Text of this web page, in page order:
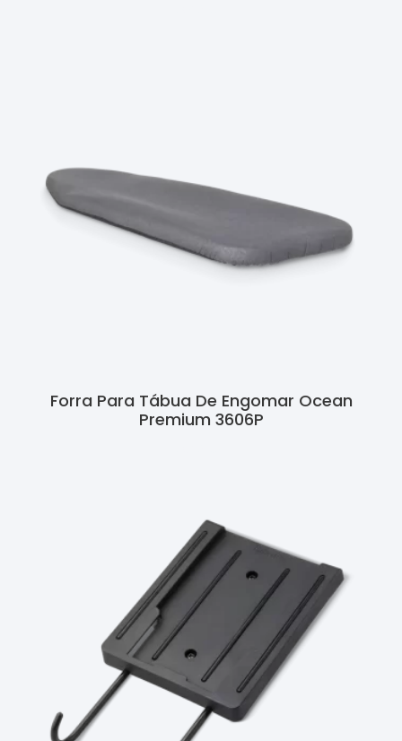
Forra Para Tábua De Engomar Ocean
Premium 3606P